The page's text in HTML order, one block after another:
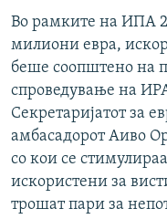
Во рамките на ИПА
милиони евра,
беше соопштено на
спроведување на
Секрeтаријатот за
амбасадорот Аиво
со кои се
искористени за
трошат пари за